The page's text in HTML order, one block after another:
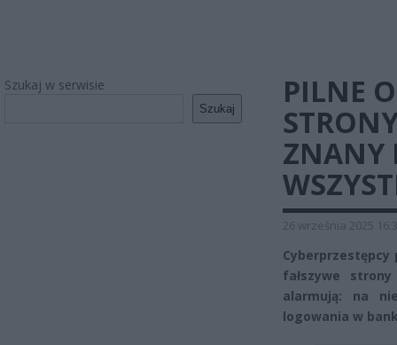
Szukaj w serwisie
Szukaj
PILNE
ZNANY
26 września 2025
fałszywe
alarmują: na
logowania w